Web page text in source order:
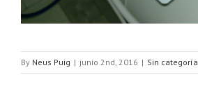
By Neus Puig | junio 2nd, 2016 | Sin categoría